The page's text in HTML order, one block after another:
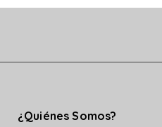
¿Quiénes Somos?